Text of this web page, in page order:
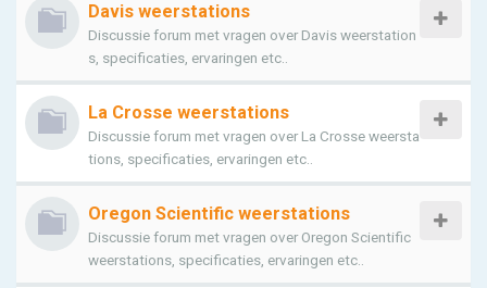
Davis weerstations
Discussie forum met vragen over Davis weerstation
s, specificaties, ervaringen etc..
La Crosse weerstations
Discussie forum met vragen over La Crosse weersta
tions, specificaties, ervaringen etc..
Oregon Scientific weerstations
Discussie forum met vragen over Oregon Scientific
weerstations, specificaties, ervaringen etc..